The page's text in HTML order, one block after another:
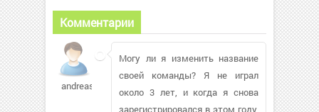
Комментарии
andreask790
Могу ли я изменить название
своей команды? Я не играл
около 3 лет, и когда я снова
зарегистрировался в этом году,